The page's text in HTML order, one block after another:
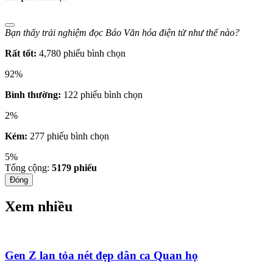
Bạn thấy trải nghiệm đọc Báo Văn hóa điện tử như thế nào?
Rất tốt: 4,780 phiếu bình chọn
92%
Bình thường: 122 phiếu bình chọn
2%
Kém: 277 phiếu bình chọn
5%
Tổng cộng: 5179 phiếu
Đóng
Xem nhiều
Gen Z lan tỏa nét đẹp dân ca Quan họ